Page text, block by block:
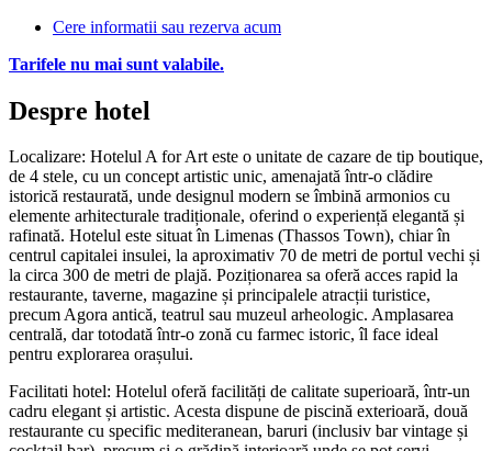
Cere informatii sau rezerva acum
Tarifele nu mai sunt valabile.
Despre hotel
Localizare: Hotelul A for Art este o unitate de cazare de tip boutique,
de 4 stele, cu un concept artistic unic, amenajată într-o clădire
istorică restaurată, unde designul modern se îmbină armonios cu
elemente arhitecturale tradiționale, oferind o experiență elegantă și
rafinată. Hotelul este situat în Limenas (Thassos Town), chiar în
centrul capitalei insulei, la aproximativ 70 de metri de portul vechi și
la circa 300 de metri de plajă. Poziționarea sa oferă acces rapid la
restaurante, taverne, magazine și principalele atracții turistice,
precum Agora antică, teatrul sau muzeul arheologic. Amplasarea
centrală, dar totodată într-o zonă cu farmec istoric, îl face ideal
pentru explorarea orașului.
Facilitati hotel: Hotelul oferă facilități de calitate superioară, într-un
cadru elegant și artistic. Acesta dispune de piscină exterioară, două
restaurante cu specific mediteranean, baruri (inclusiv bar vintage și